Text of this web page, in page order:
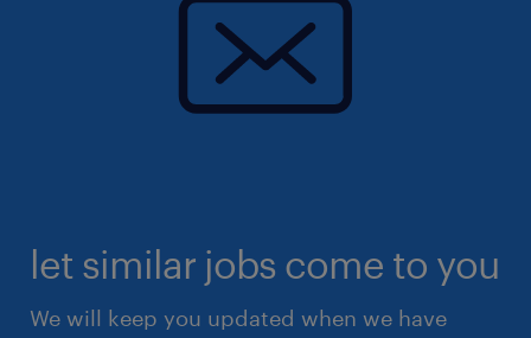
let similar jobs come to you
We will keep you updated when we have